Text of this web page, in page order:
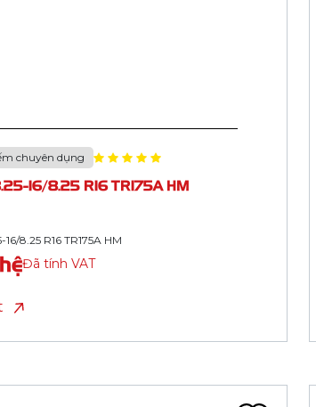
chuyên dụng
20/12.00 R20 TR78A HM
20/12.00 R20 TR78A HM
Đã tính VAT